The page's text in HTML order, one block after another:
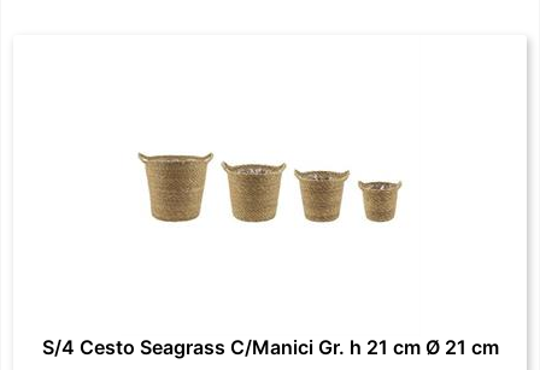
S/4 Cesto Seagrass C/Manici Gr. h 21 cm Ø 21 cm